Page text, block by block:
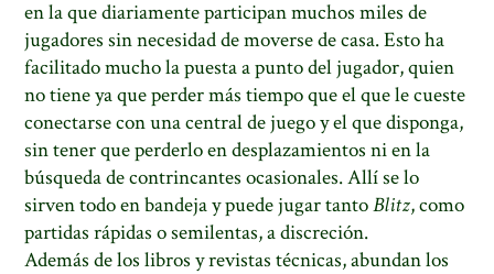
en la que diariamente participan muchos miles de
jugadores sin necesidad de moverse de casa. Esto ha
facilitado mucho la puesta a punto del jugador, quien
no tiene ya que perder más tiempo que el que le cueste
conectarse con una central de juego y el que disponga,
sin tener que perderlo en desplazamientos ni en la
búsqueda de contrincantes ocasionales. Allí se lo
sirven todo en bandeja y puede jugar tantoBlitz, como
partidas rápidas o semilentas, a discreción.
Además de los libros y revistas técnicas, abundan los